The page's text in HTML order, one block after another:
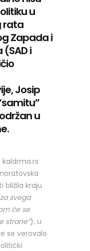
u
rata
Zapada i
i
Josip
u
bližila kraju
svega
će se
strane”), u
se verovalo